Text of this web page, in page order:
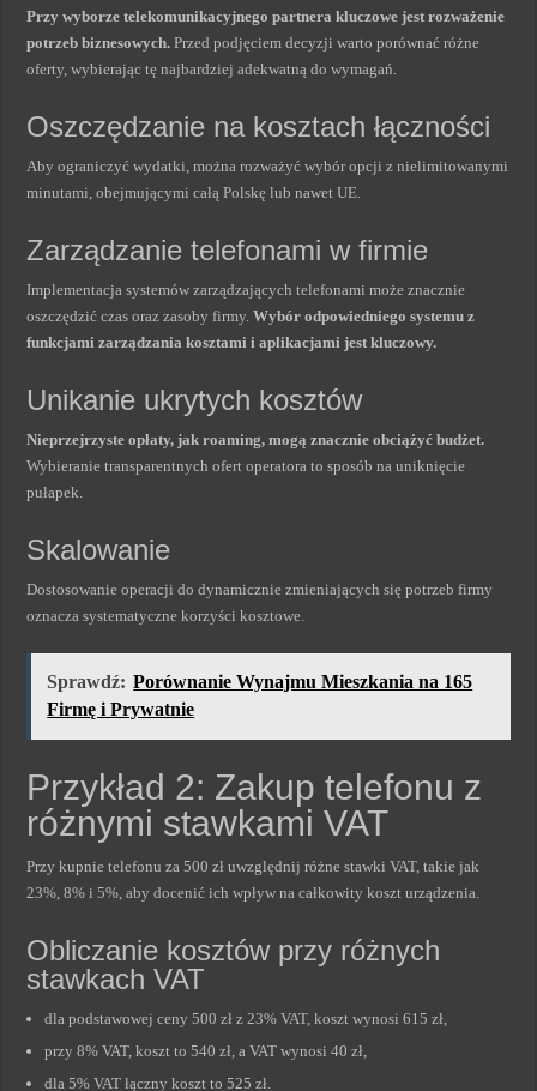
Przy wyborze telekomunikacyjnego partnera kluczowe jest rozważenie
potrzeb biznesowych. Przed podjęciem decyzji warto porównać różne
oferty, wybierając tę najbardziej adekwatną do wymagań.
Oszczędzanie na kosztach łączności
Aby ograniczyć wydatki, można rozważyć wybór opcji z nielimitowanymi
minutami, obejmującymi całą Polskę lub nawet UE.
Zarządzanie telefonami w firmie
Implementacja systemów zarządzających telefonami może znacznie
oszczędzić czas oraz zasoby firmy.Wybór odpowiedniego systemu z
funkcjami zarządzania kosztami i aplikacjami jest kluczowy.
Unikanie ukrytych kosztów
Nieprzejrzyste opłaty, jak roaming, mogą znacznie obciążyć budżet.
Wybieranie transparentnych ofert operatora to sposób na uniknięcie
pułapek.
Skalowanie
Dostosowanie operacji do dynamicznie zmieniających się potrzeb firmy
oznacza systematyczne korzyści kosztowe.
Sprawdź: Porównanie Wynajmu Mieszkania na 165
Firmę i Prywatnie
Przykład 2: Zakup telefonu z
różnymi stawkami VAT
Przy kupnie telefonu za 500 zł uwzględnij różne stawki VAT, takie jak
23%, 8% i 5%, aby docenić ich wpływ na całkowity koszt urządzenia.
Obliczanie kosztów przy różnych
stawkach VAT
dla podstawowej ceny 500 zł z 23% VAT, koszt wynosi 615 zł,
przy 8% VAT, koszt to 540 zł, a VAT wynosi 40 zł,
dla 5% VAT łączny koszt to 525 zł.